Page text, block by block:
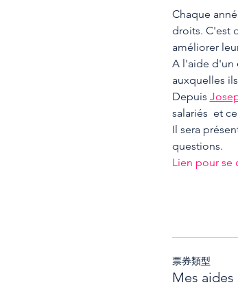
Chaque
droits. C'est
améliorer
A l'aide d'un
auxquelles
Depuis
salariés  et
Il sera
questions.
Lien pour se
票券類型
Mes aides